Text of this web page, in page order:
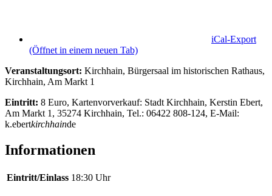
iCal-Export
(Öffnet in einem neuen Tab)
Veranstaltungsort: Kirchhain, Bürgersaal im historischen Rathaus,
Kirchhain, Am Markt 1
Eintritt: 8 Euro, Kartenvorverkauf: Stadt Kirchhain, Kerstin Ebert,
Am Markt 1, 35274 Kirchhain, Tel.: 06422 808-124, E-Mail:
k.ebertkirchhainde
Informationen
Eintritt/Einlass 18:30 Uhr